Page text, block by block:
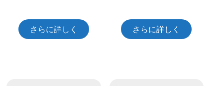
さらに詳しく さらに詳しく